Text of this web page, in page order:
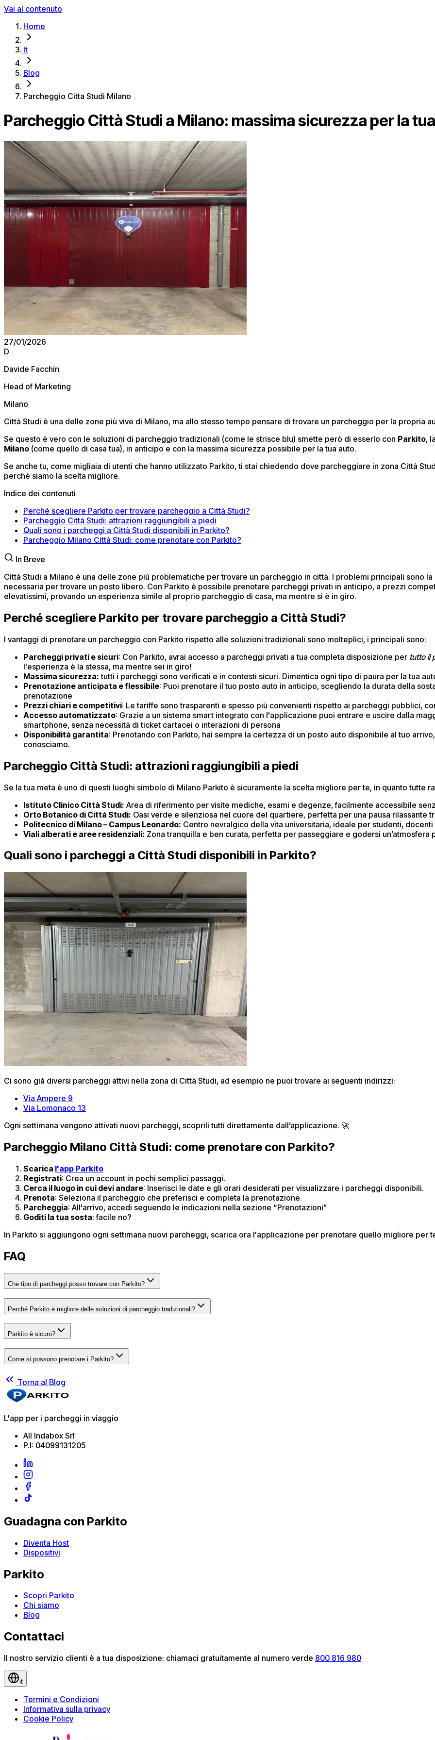
Vai al contenuto
Home
It
Blog
Parcheggio Citta Studi Milano
Parcheggio Città Studi a Milano: massima sicurezza per la
27/01/2026
D
Davide Facchin
Head of Marketing
Milano
Città Studi è una delle zone più vive di Milano, ma allo stesso tempo pensare di trovare un parcheggio per la propria
Se questo è vero con le soluzioni di parcheggio tradizionali (come le strisce blu) smette però di esserlo con Parkito,
Milano (come quello di casa tua), in anticipo e con la massima sicurezza possibile per la tua auto.
Se anche tu, come migliaia di utenti che hanno utilizzato Parkito, ti stai chiedendo dove parcheggiare in zona Città
perché siamo la scelta migliore.
Indice dei contenuti
Perché scegliere Parkito per trovare parcheggio a Città Studi?
Parcheggio Città Studi: attrazioni raggiungibili a piedi
Quali sono i parcheggi a Città Studi disponibili in Parkito?
Parcheggio Milano Città Studi: come prenotare con Parkito?
In Breve
Città Studi a Milano è una delle zone più problematiche per trovare un parcheggio in città. I problemi principali sono
necessaria per trovare un posto libero. Con Parkito è possibile prenotare parcheggi privati in anticipo, a prezzi
elevatissimi, provando un esperienza simile al proprio parcheggio di casa, ma mentre si è in giro.
Perché scegliere Parkito per trovare parcheggio a Città Studi?
I vantaggi di prenotare un parcheggio con Parkito rispetto alle soluzioni tradizionali sono molteplici, i principali sono:
Parcheggi privati e sicuri: Con Parkito, avrai accesso a parcheggi privati a tua completa disposizione per tutto il
l'esperienza è la stessa, ma mentre sei in giro!
Massima sicurezza: tutti i parcheggi sono verificati e in contesti sicuri. Dimentica ogni tipo di paura per la tua
Prenotazione anticipata e flessibile: Puoi prenotare il tuo posto auto in anticipo, scegliendo la durata della
prenotazione
Prezzi chiari e competitivi: Le tariffe sono trasparenti e spesso più convenienti rispetto ai parcheggi pubblici,
Accesso automatizzato: Grazie a un sistema smart integrato con l'applicazione puoi entrare e uscire dalla
smartphone, senza necessità di ticket cartacei o interazioni di persona
Disponibilità garantita: Prenotando con Parkito, hai sempre la certezza di un posto auto disponibile al tuo
conosciamo.
Parcheggio Città Studi: attrazioni raggiungibili a piedi
Se la tua meta è uno di questi luoghi simbolo di Milano Parkito è sicuramente la scelta migliore per te, in quanto tutte
Istituto Clinico Città Studi: Area di riferimento per visite mediche, esami e degenze, facilmente accessibile
Orto Botanico di Città Studi: Oasi verde e silenziosa nel cuore del quartiere, perfetta per una pausa rilassante
Politecnico di Milano – Campus Leonardo: Centro nevralgico della vita universitaria, ideale per studenti,
Viali alberati e aree residenziali: Zona tranquilla e ben curata, perfetta per passeggiare e godersi un’atmosfera
Quali sono i parcheggi a Città Studi disponibili in Parkito?
Ci sono già diversi parcheggi attivi nella zona di Città Studi, ad esempio ne puoi trovare ai seguenti indirizzi:
Via Ampere 9
Via Lomonaco 13
Ogni settimana vengono attivati nuovi parcheggi, scoprili tutti direttamente dall’applicazione. 🚀
Parcheggio Milano Città Studi: come prenotare con Parkito?
Scarica l'app Parkito
Registrati: Crea un account in pochi semplici passaggi.​
Cerca il luogo in cui devi andare: Inserisci le date e gli orari desiderati per visualizzare i parcheggi disponibili.​
Prenota: Seleziona il parcheggio che preferisci e completa la prenotazione.​
Parcheggia: All'arrivo, accedi seguendo le indicazioni nella sezione “Prenotazioni”
Goditi la tua sosta: ​facile no?
In Parkito si aggiungono ogni settimana nuovi parcheggi, scarica ora l'applicazione per prenotare quello migliore per
FAQ
Che tipo di parcheggi posso trovare con Parkito?
Perché Parkito è migliore delle soluzioni di parcheggio tradizionali?
Parkito è sicuro?
Come si possono prenotare i Parkito?
Torna al Blog
L'app per i parcheggi in viaggio
All Indabox Srl
P.I: 04099131205
Guadagna con Parkito
Diventa Host
Dispositivi
Parkito
Scopri Parkito
Chi siamo
Blog
Contattaci
Il nostro servizio clienti è a tua disposizione: chiamaci gratuitamente al numero verde 800 816 980
it
Termini e Condizioni
Informativa sulla privacy
Cookie Policy